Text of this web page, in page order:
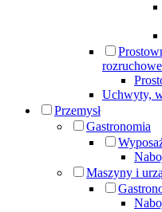
rozruchowe
Uchwyty,
Przemysł
Gastronomia
Maszyny i